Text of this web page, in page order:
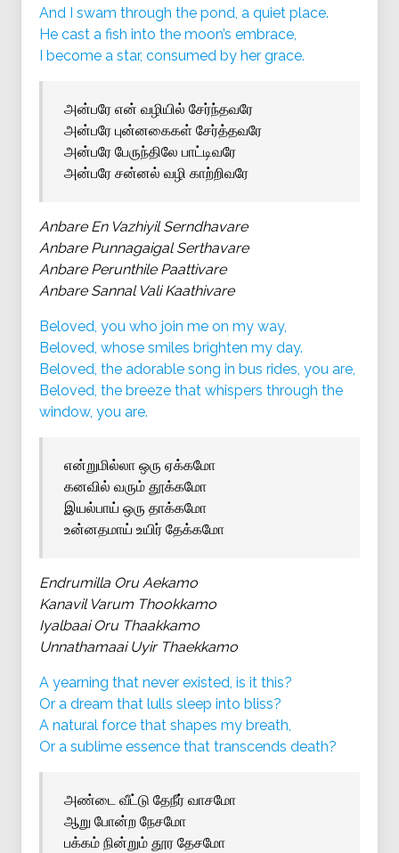
And I swam through the pond, a quiet place.
He cast a fish into the moon’s embrace,
I become a star, consumed by her grace.
அன்பரே என் வழியில் சேர்ந்தவரே
அன்பரே புன்னகைகள் சேர்த்தவரே
அன்பரே பேருந்திலே பாட்டிவரே
அன்பரே சன்னல் வழி காற்றிவரே
Anbare En Vazhiyil Serndhavare
Anbare Punnagaigal Serthavare
Anbare Perunthile Paattivare
Anbare Sannal Vali Kaathivare
Beloved, you who join me on my way,
Beloved, whose smiles brighten my day.
Beloved, the adorable song in bus rides, you are,
Beloved, the breeze that whispers through the
window, you are.
என்றுமில்லா ஒரு ஏக்கமோ
கனவில் வரும் தூக்கமோ
இயல்பாய் ஒரு தாக்கமோ
உன்னதமாய் உயிர் தேக்கமோ
Endrumilla Oru Aekamo
Kanavil Varum Thookkamo
Iyalbaai Oru Thaakkamo
Unnathamaai Uyir Thaekkamo
A yearning that never existed, is it this?
Or a dream that lulls sleep into bliss?
A natural force that shapes my breath,
Or a sublime essence that transcends death?
அண்டை வீட்டு தேநீர் வாசமோ
ஆறு போன்ற நேசமோ
பக்கம் நின்றும் தூர தேசமோ